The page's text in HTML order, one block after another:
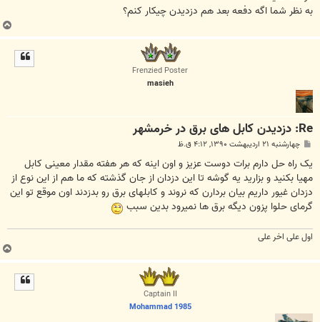
به نظر شما اگه دفعه بعد هم دزدیدن چیکار کنم؟
Frenzied Poster
masieh
Re: دزدیدن کابل های برق در خرمشهر
س
ت
چهارشنبه ۲۱ اردیبهشت ۱۳۹۰, ۴:۱۲ ق.ظ
یک راه حل دارم برات دوست عزیز و اون اینه که هر هفته مقدار معینی کابل
مهیا بکنید و بزارید یه گوشه تا این دزدان از جان گذشته که ما هم از این نوع از
دزدان غیور داریم بیان بردارن که نروند و کابلهای برق رو بدزدند اون موقع تو این
گرمای حلوا پزون دیگه برق ها نمیرود بدین سبب
اول علی اخر علی
Captain II
Mohammad 1985